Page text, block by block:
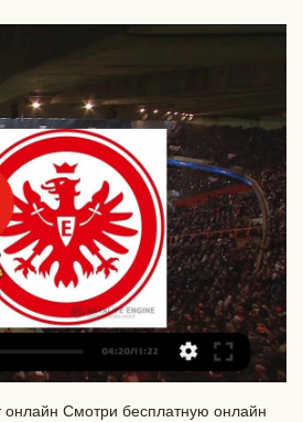
Смотри бесплатную онлайн